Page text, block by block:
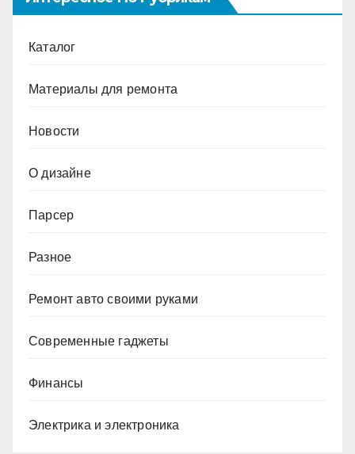
Каталог
Материалы для ремонта
Новости
О дизайне
Парсер
Разное
Ремонт авто своими руками
Современные гаджеты
Финансы
Электрика и электроника